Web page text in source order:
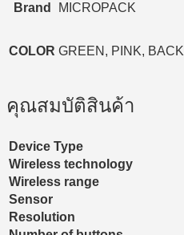
Brand MICROPACK
COLOR GREEN, PINK, BACK
คุณสมบัติสินค้า
Device Type
Wireless technology
Wireless range
Sensor
Resolution